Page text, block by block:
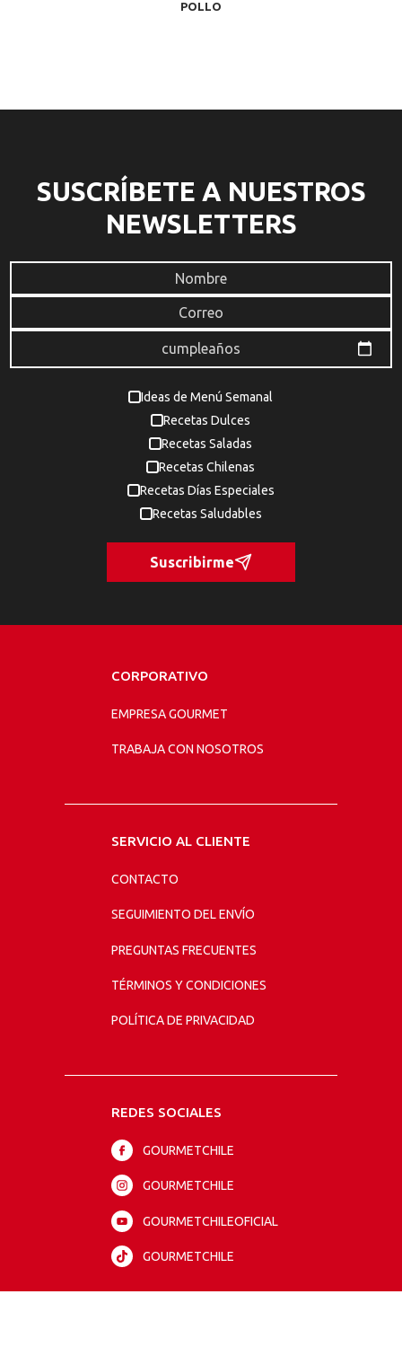
POLLO
SUSCRÍBETE A NUESTROS
NEWSLETTERS
Ideas de Menú Semanal
Recetas Dulces
Recetas Saladas
Recetas Chilenas
Recetas Días Especiales
Recetas Saludables
Suscribirme
CORPORATIVO
EMPRESA GOURMET
TRABAJA CON NOSOTROS
SERVICIO AL CLIENTE
CONTACTO
SEGUIMIENTO DEL ENVÍO
PREGUNTAS FRECUENTES
TÉRMINOS Y CONDICIONES
POLÍTICA DE PRIVACIDAD
REDES SOCIALES
GOURMETCHILE
GOURMETCHILE
GOURMETCHILEOFICIAL
GOURMETCHILE